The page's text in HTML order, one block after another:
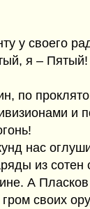
у своего
я –
по
и
нас
из сотен
А
своих